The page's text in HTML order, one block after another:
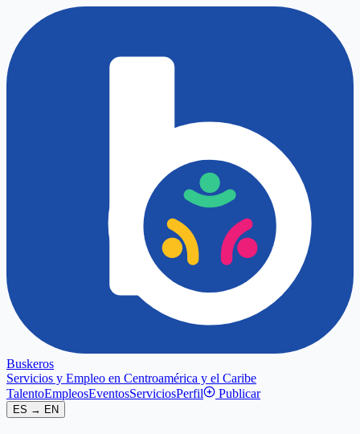
Buskeros
Servicios y Empleo en Centroamérica y el Caribe
TalentoEmpleosEventosServiciosPerfil Publicar
ES → EN